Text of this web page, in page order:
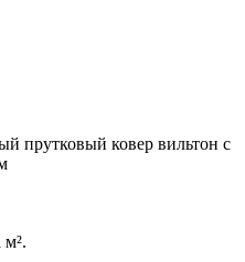
прутковый ковер вильтон с
м².